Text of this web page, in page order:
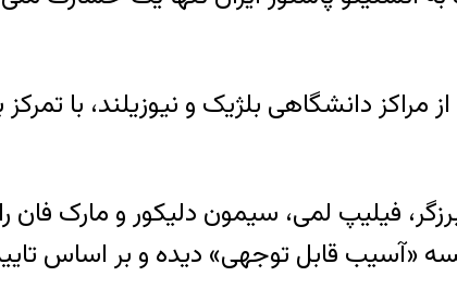
مراکز دانشگاهی بلژیک و نیوزیلند، با
«آسیب قابل توجهی» دیده و بر اساس